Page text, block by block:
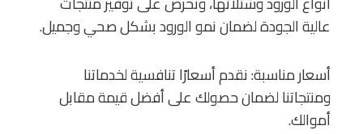
عالية الجودة لضمان نمو الورود بشكل صحي وجميل.
أسعار مناسبة: نقدم أسعارًا تنافسية لخدماتنا
ومنتجاتنا لضمان حصولك على أفضل قيمة مقابل
أموالك.